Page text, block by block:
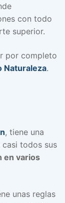
con todo
superior.
por completo
Naturaleza.
, tiene una
casi todos sus
en varios
unas reglas